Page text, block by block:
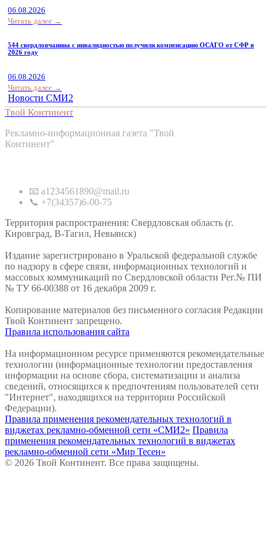
06.08.2026
Читать далее →
544 свердловчанина с инвалидностью получили компенсацию ОСАГО от СФР в
2026 году
06.08.2026
Читать далее →
Новости СМИ2
Твой Континент
Рекламно-информационная газета "Твой
Континент"
📧 a1234561890@mail.ru
📞 +7(34357)6-00-75
Территория распространения: Свердловская область (г.
Кировград, В-Тагил, Невьянск)
Издание зарегистрировано в Уральской федеральной службе
по надзору в сфере связи, информационных технологий и
массовых коммуникаций по Свердловской области Рег.№ ПИ
№ ТУ 66-00388 от 16 декабря 2009 г.
Копирование материалов без письменного согласия Редакции
Твой Континент запрещено.
Правила использования сайта
На информационном ресурсе применяются рекомендательные
технологии (информационные технологии предоставления
информации на основе сбора, систематизации и анализа
сведений, относящихся к предпочтениям пользователей сети
"Интернет", находящихся на территории Российской
Федерации).
Правила применения рекомендательных технологий в
виджетах рекламно-обменной сети «СМИ2» Правила
применения рекомендательных технологий в виджетах
рекламно-обменной сети «Мир Тесен»
© 2026 Твой Континент. Все права защищены.